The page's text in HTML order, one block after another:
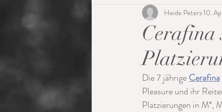
Auktion Youngster
Cerafina
Heide Peters10.
Die 7 jährige Cerafina
Pleasure und ihr
Platzierungen in M*,